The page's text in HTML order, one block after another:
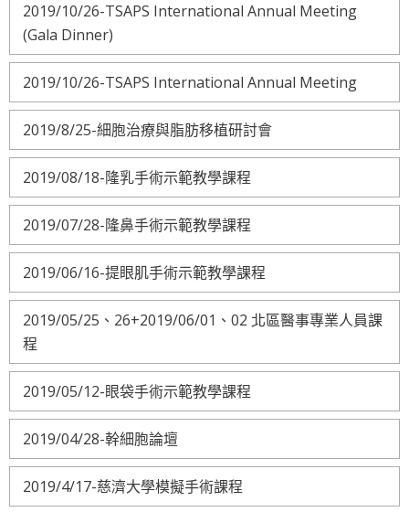
2019/10/26-TSAPS International Annual Meeting
(Gala Dinner)
2019/10/26-TSAPS International Annual Meeting
2019/8/25-細胞治療與脂肪移植研討會
2019/08/18-隆乳手術示範教學課程
2019/07/28-隆鼻手術示範教學課程
2019/06/16-提眼肌手術示範教學課程
2019/05/25、26+2019/06/01、02 北區醫事專業人員課
程
2019/05/12-眼袋手術示範教學課程
2019/04/28-幹細胞論壇
2019/4/17-慈濟大學模擬手術課程